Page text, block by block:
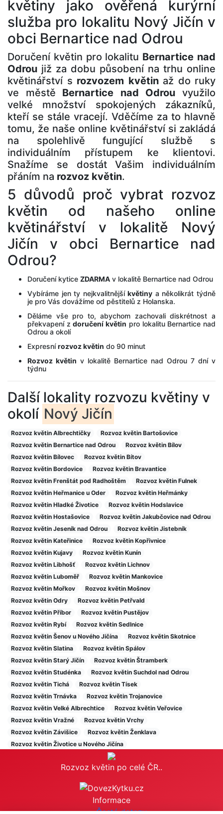
květiny jako ověřená kurýrní
služba pro lokalitu Nový Jičín v
obci Bernartice nad Odrou
Doručení květin pro lokalitu Bernartice nad
Odrou již za dobu působení na trhu online
květinářství s rozvozem květinaž do ruky
ve městě Bernartice nad Odrou využilo
velké množství spokojených zákazníků,
kteří se stále vracejí. Vděčíme za to hlavně
tomu, že naše online květinářství si zakládá
na spolehlivě fungující službě s
individuálním přístupem ke klientovi.
Snažíme se dostát Vašim individuálním
přáním na rozvoz květin.
5 důvodů proč vybrat rozvoz
květin od našeho online
květinářství v lokalitě Nový
Jičín v obci Bernartice nad
Odrou?
Doručení kytice ZDARMA v lokalitě Bernartice nad Odrou
Vybíráme jen ty nejkvalitnějšíkvětiny a několikrát týdně
je pro Vás dovážíme od pěstitelů z Holanska.
Děláme vše pro to, abychom zachovali diskrétnost a
překvapení zdoručení květin pro lokalitu Bernartice nad
Odrou a okolí
Expresnírozvoz květin do 90 minut
Rozvoz květin v lokalitě Bernartice nad Odrou 7 dní v
týdnu
Další lokality rozvozu květiny v
okolí Nový Jičín
Rozvoz květin Albrechtičky
Rozvoz květin Bartošovice
Rozvoz květin Bernartice nad Odrou
Rozvoz květin Bílov
Rozvoz květin Bílovec
Rozvoz květin Bítov
Rozvoz květin Bordovice
Rozvoz květin Bravantice
Rozvoz květin Frenštát pod Radhoštěm
Rozvoz květin Fulnek
Rozvoz květin Heřmanice u Oder
Rozvoz květin Heřmánky
Rozvoz květin Hladké Životice
Rozvoz květin Hodslavice
Rozvoz květin Hostašovice
Rozvoz květin Jakubčovice nad Odrou
Rozvoz květin Jeseník nad Odrou
Rozvoz květin Jistebník
Rozvoz květin Kateřinice
Rozvoz květin Kopřivnice
Rozvoz květin Kujavy
Rozvoz květin Kunín
Rozvoz květin Libhošť
Rozvoz květin Lichnov
Rozvoz květin Luboměř
Rozvoz květin Mankovice
Rozvoz květin Mořkov
Rozvoz květin Mošnov
Rozvoz květin Odry
Rozvoz květin Petřvald
Rozvoz květin Příbor
Rozvoz květin Pustějov
Rozvoz květin Rybí
Rozvoz květin Sedlnice
Rozvoz květin Šenov u Nového Jičína
Rozvoz květin Skotnice
Rozvoz květin Slatina
Rozvoz květin Spálov
Rozvoz květin Starý Jičín
Rozvoz květin Štramberk
Rozvoz květin Studénka
Rozvoz květin Suchdol nad Odrou
Rozvoz květin Tichá
Rozvoz květin Tísek
Rozvoz květin Trnávka
Rozvoz květin Trojanovice
Rozvoz květin Velké Albrechtice
Rozvoz květin Veřovice
Rozvoz květin Vražné
Rozvoz květin Vrchy
Rozvoz květin Závišice
Rozvoz květin Ženklava
Rozvoz květin Životice u Nového Jičína
Rozvoz květin po celé ČR..
Informace